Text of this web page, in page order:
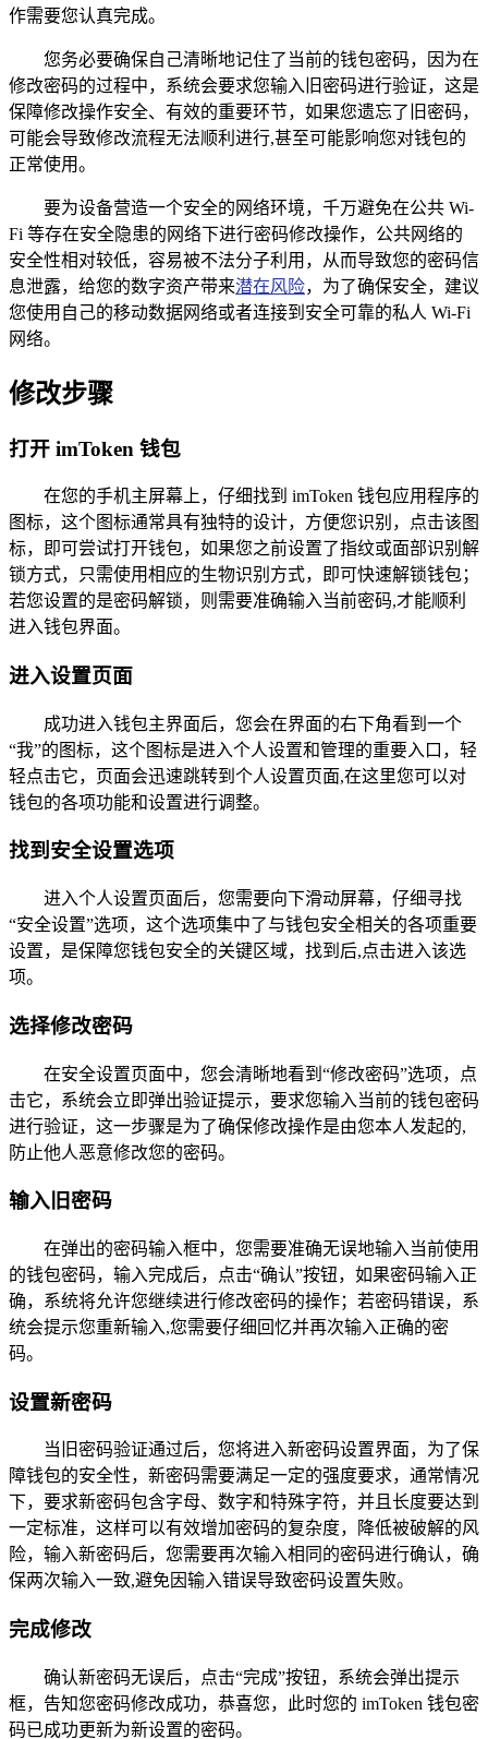
作需要您认真完成。
您务必要确保自己清晰地记住了当前的钱包密码，因为在
修改密码的过程中，系统会要求您输入旧密码进行验证，这是
保障修改操作安全、有效的重要环节，如果您遗忘了旧密码，
可能会导致修改流程无法顺利进行,甚至可能影响您对钱包的
正常使用。
要为设备营造一个安全的网络环境，千万避免在公共 Wi-
Fi 等存在安全隐患的网络下进行密码修改操作，公共网络的
安全性相对较低，容易被不法分子利用，从而导致您的密码信
息泄露，给您的数字资产带来潜在风险，为了确保安全，建议
您使用自己的移动数据网络或者连接到安全可靠的私人 Wi-Fi
网络。
修改步骤
打开 imToken 钱包
在您的手机主屏幕上，仔细找到 imToken 钱包应用程序的
图标，这个图标通常具有独特的设计，方便您识别，点击该图
标，即可尝试打开钱包，如果您之前设置了指纹或面部识别解
锁方式，只需使用相应的生物识别方式，即可快速解锁钱包；
若您设置的是密码解锁，则需要准确输入当前密码,才能顺利
进入钱包界面。
进入设置页面
成功进入钱包主界面后，您会在界面的右下角看到一个
“我”的图标，这个图标是进入个人设置和管理的重要入口，轻
轻点击它，页面会迅速跳转到个人设置页面,在这里您可以对
钱包的各项功能和设置进行调整。
找到安全设置选项
进入个人设置页面后，您需要向下滑动屏幕，仔细寻找
“安全设置”选项，这个选项集中了与钱包安全相关的各项重要
设置，是保障您钱包安全的关键区域，找到后,点击进入该选
项。
选择修改密码
在安全设置页面中，您会清晰地看到“修改密码”选项，点
击它，系统会立即弹出验证提示，要求您输入当前的钱包密码
进行验证，这一步骤是为了确保修改操作是由您本人发起的,
防止他人恶意修改您的密码。
输入旧密码
在弹出的密码输入框中，您需要准确无误地输入当前使用
的钱包密码，输入完成后，点击“确认”按钮，如果密码输入正
确，系统将允许您继续进行修改密码的操作；若密码错误，系
统会提示您重新输入,您需要仔细回忆并再次输入正确的密
码。
设置新密码
当旧密码验证通过后，您将进入新密码设置界面，为了保
障钱包的安全性，新密码需要满足一定的强度要求，通常情况
下，要求新密码包含字母、数字和特殊字符，并且长度要达到
一定标准，这样可以有效增加密码的复杂度，降低被破解的风
险，输入新密码后，您需要再次输入相同的密码进行确认，确
保两次输入一致,避免因输入错误导致密码设置失败。
完成修改
确认新密码无误后，点击“完成”按钮，系统会弹出提示
框，告知您密码修改成功，恭喜您，此时您的 imToken 钱包密
码已成功更新为新设置的密码。